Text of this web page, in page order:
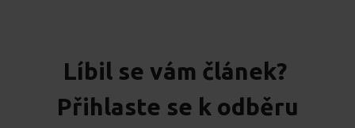
Líbil se vám článek?
Přihlaste se k odběru